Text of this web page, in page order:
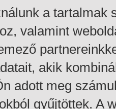
a tartalmak
valamint
akik
adott meg
gyűjtöttek. A